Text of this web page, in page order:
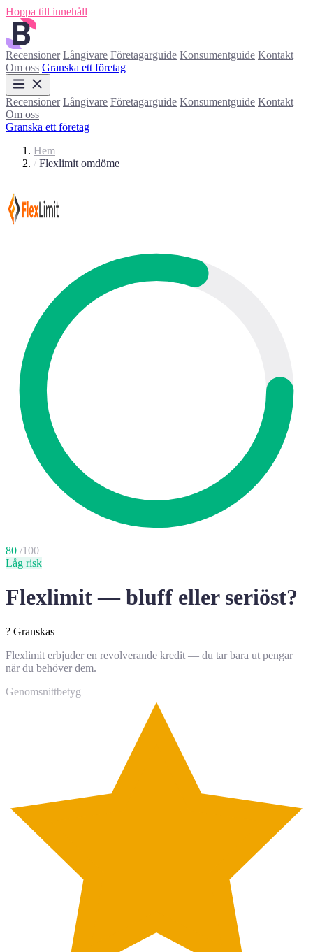
Hoppa till innehåll
Recensioner Långivare Företagarguide Konsumentguide Kontakt
Om oss Granska ett företag
Recensioner Långivare Företagarguide Konsumentguide Kontakt
Om oss
Granska ett företag
Hem
/ Flexlimit omdöme
80 /100
Låg risk
Flexlimit — bluff eller seriöst?
? Granskas
Flexlimit erbjuder en revolverande kredit — du tar bara ut pengar
när du behöver dem.
Genomsnittbetyg